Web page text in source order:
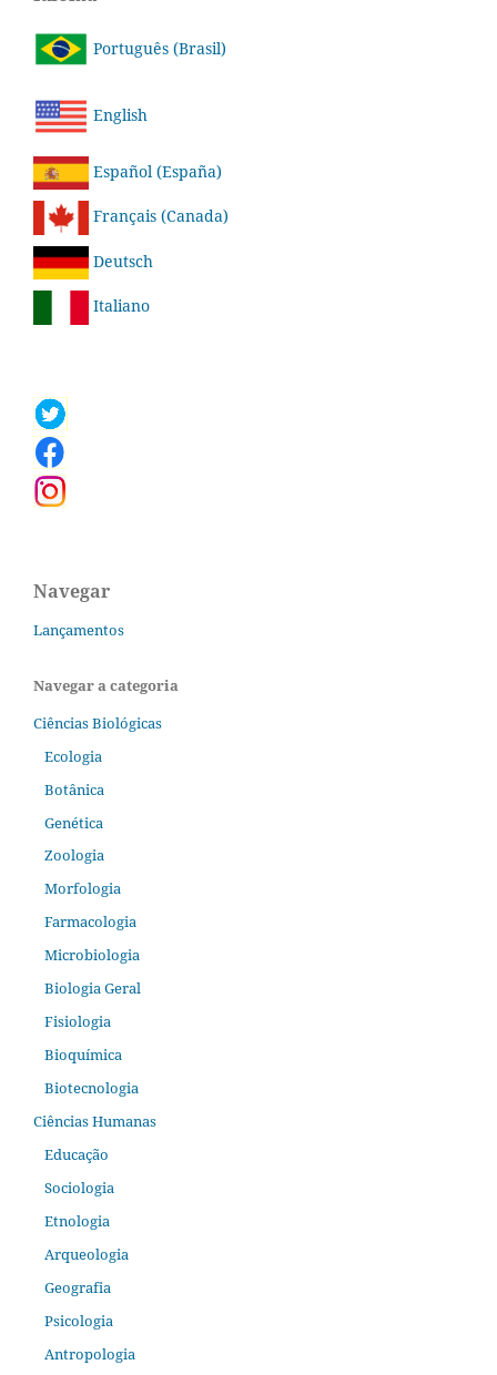
Português (Brasil)
English
Español (España)
Français (Canada)
Deutsch
Italiano
Navegar
Lançamentos
Navegar a categoria
Ciências Biológicas
Ecologia
Botânica
Genética
Zoologia
Morfologia
Farmacologia
Microbiologia
Biologia Geral
Fisiologia
Bioquímica
Biotecnologia
Ciências Humanas
Educação
Sociologia
Etnologia
Arqueologia
Geografia
Psicologia
Antropologia